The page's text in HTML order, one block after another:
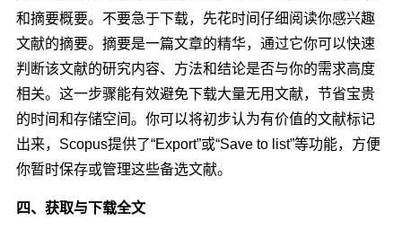
和摘要概要。不要急于下载，先花时间仔细阅读你感兴趣
文献的摘要。摘要是一篇文章的精华，通过它你可以快速
判断该文献的研究内容、方法和结论是否与你的需求高度
相关。这一步骤能有效避免下载大量无用文献，节省宝贵
的时间和存储空间。你可以将初步认为有价值的文献标记
出来，Scopus提供了“Export”或“Save to list”等功能，方便
你暂时保存或管理这些备选文献。
四、获取与下载全文